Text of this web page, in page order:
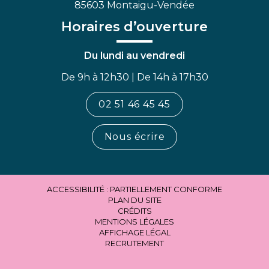
85603 Montaigu-Vendée
Horaires d’ouverture
Du lundi au vendredi
De 9h à 12h30 | De 14h à 17h30
02 51 46 45 45
Nous écrire
ACCESSIBILITÉ : PARTIELLEMENT CONFORME
PLAN DU SITE
CRÉDITS
MENTIONS LÉGALES
AFFICHAGE LÉGAL
RECRUTEMENT